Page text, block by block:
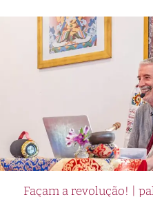
Façam a revolução! |